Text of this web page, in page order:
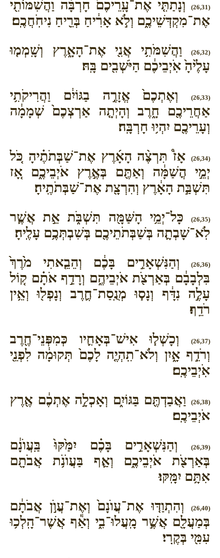
(26,31)
וְנָתַתִּ֤י אֶת־עָֽרֵיכֶם֙ חָרְבָּ֔ה וַהֲשִׁמּוֹתִ֖י
אֶת־מִקְדְּשֵׁיכֶ֑ם וְלֹ֣א אָרִ֔יחַ בְּרֵ֖יחַ נִיחֹֽחֲכֶֽם׃
(26,32)
וַהֲשִׁמֹּתִ֥י אֲנִ֖י אֶת־הָאָ֑רֶץ וְשָֽׁמְמ֤וּ
עָלֶ֙יהָ֙ אֹֽיְבֵיכֶ֔ם הַיֹּשְׁבִ֖ים בָּֽהּ׃
(26,33)
וְאֶתְכֶם֙ אֱזָרֶ֣ה בַגּוֹיִ֔ם וַהֲרִיקֹתִ֥י
אַחֲרֵיכֶ֖ם חָ֑רֶב וְהָיְתָ֤ה אַרְצְכֶם֙ שְׁמָמָ֔ה
וְעָרֵיכֶ֖ם יִהְי֥וּ חָרְבָּֽה׃
(26,34)
אָז֩ תִּרְצֶ֨ה הָאָ֜רֶץ אֶת־שַׁבְּתֹתֶ֗יהָ כֹּ֚ל
יְמֵ֣י הֳשַׁמָּ֔ה וְאַתֶּ֖ם בְּאֶ֣רֶץ אֹיְבֵיכֶ֑ם אָ֚ז
תִּשְׁבַּ֣ת הָאָ֔רֶץ וְהִרְצָ֖ת אֶת־שַׁבְּתֹתֶֽיהָ׃
(26,35)
כָּל־יְמֵ֥י הָשַּׁמָּ֖ה תִּשְׁבֹּ֑ת אֵ֣ת אֲשֶׁ֧ר
לֹֽא־שָׁבְתָ֛ה בְּשַׁבְּתֹתֵיכֶ֖ם בְּשִׁבְתְּכֶ֥ם עָלֶֽיהָ׃
(26,36)
וְהַנִּשְׁאָרִ֣ים בָּכֶ֔ם וְהֵבֵ֤אתִי מֹ֙רֶךְ֙
בִּלְבָבָ֔ם בְּאַרְצֹ֖ת אֹיְבֵיהֶ֑ם וְרָדַ֣ף אֹתָ֗ם ק֚וֹל
עָלֶ֣ה נִדָּ֔ף וְנָס֧וּ מְנֻֽסַת־חֶ֛רֶב וְנָפְל֖וּ וְאֵ֥ין
רֹדֵֽף׃
(26,37)
וְכָשְׁל֧וּ אִישׁ־בְּאָחִ֛יו כְּמִפְּנֵי־חֶ֖רֶב
וְרֹדֵ֣ף אָ֑יִן וְלֹא־תִֽהְיֶ֤ה לָכֶם֙ תְּקוּמָ֔ה לִפְנֵ֖י
אֹֽיְבֵיכֶֽם׃
(26,38)
וַאֲבַדְתֶּ֖ם בַּגּוֹיִ֑ם וְאָכְלָ֣ה אֶתְכֶ֔ם אֶ֖רֶץ
אֹיְבֵיכֶֽם׃
(26,39)
וְהַנִּשְׁאָרִ֣ים בָּכֶ֗ם יִמַּ֙קּוּ֙ בַּֽעֲוֺנָ֔ם
בְּאַרְצֹ֖ת אֹיְבֵיכֶ֑ם וְאַ֛ף בַּעֲוֺנֹ֥ת אֲבֹתָ֖ם
אִתָּ֥ם יִמָּֽקּוּ׃
(26,40)
וְהִתְוַדּ֤וּ אֶת־עֲוֺנָם֙ וְאֶת־עֲוֺ֣ן אֲבֹתָ֔ם
בְּמַעֲלָ֖ם אֲשֶׁ֣ר מָֽעֲלוּ־בִ֑י וְאַ֕ף אֲשֶׁר־הָֽלְכ֥וּ
עִמִּ֖י בְּקֶֽרִי׃